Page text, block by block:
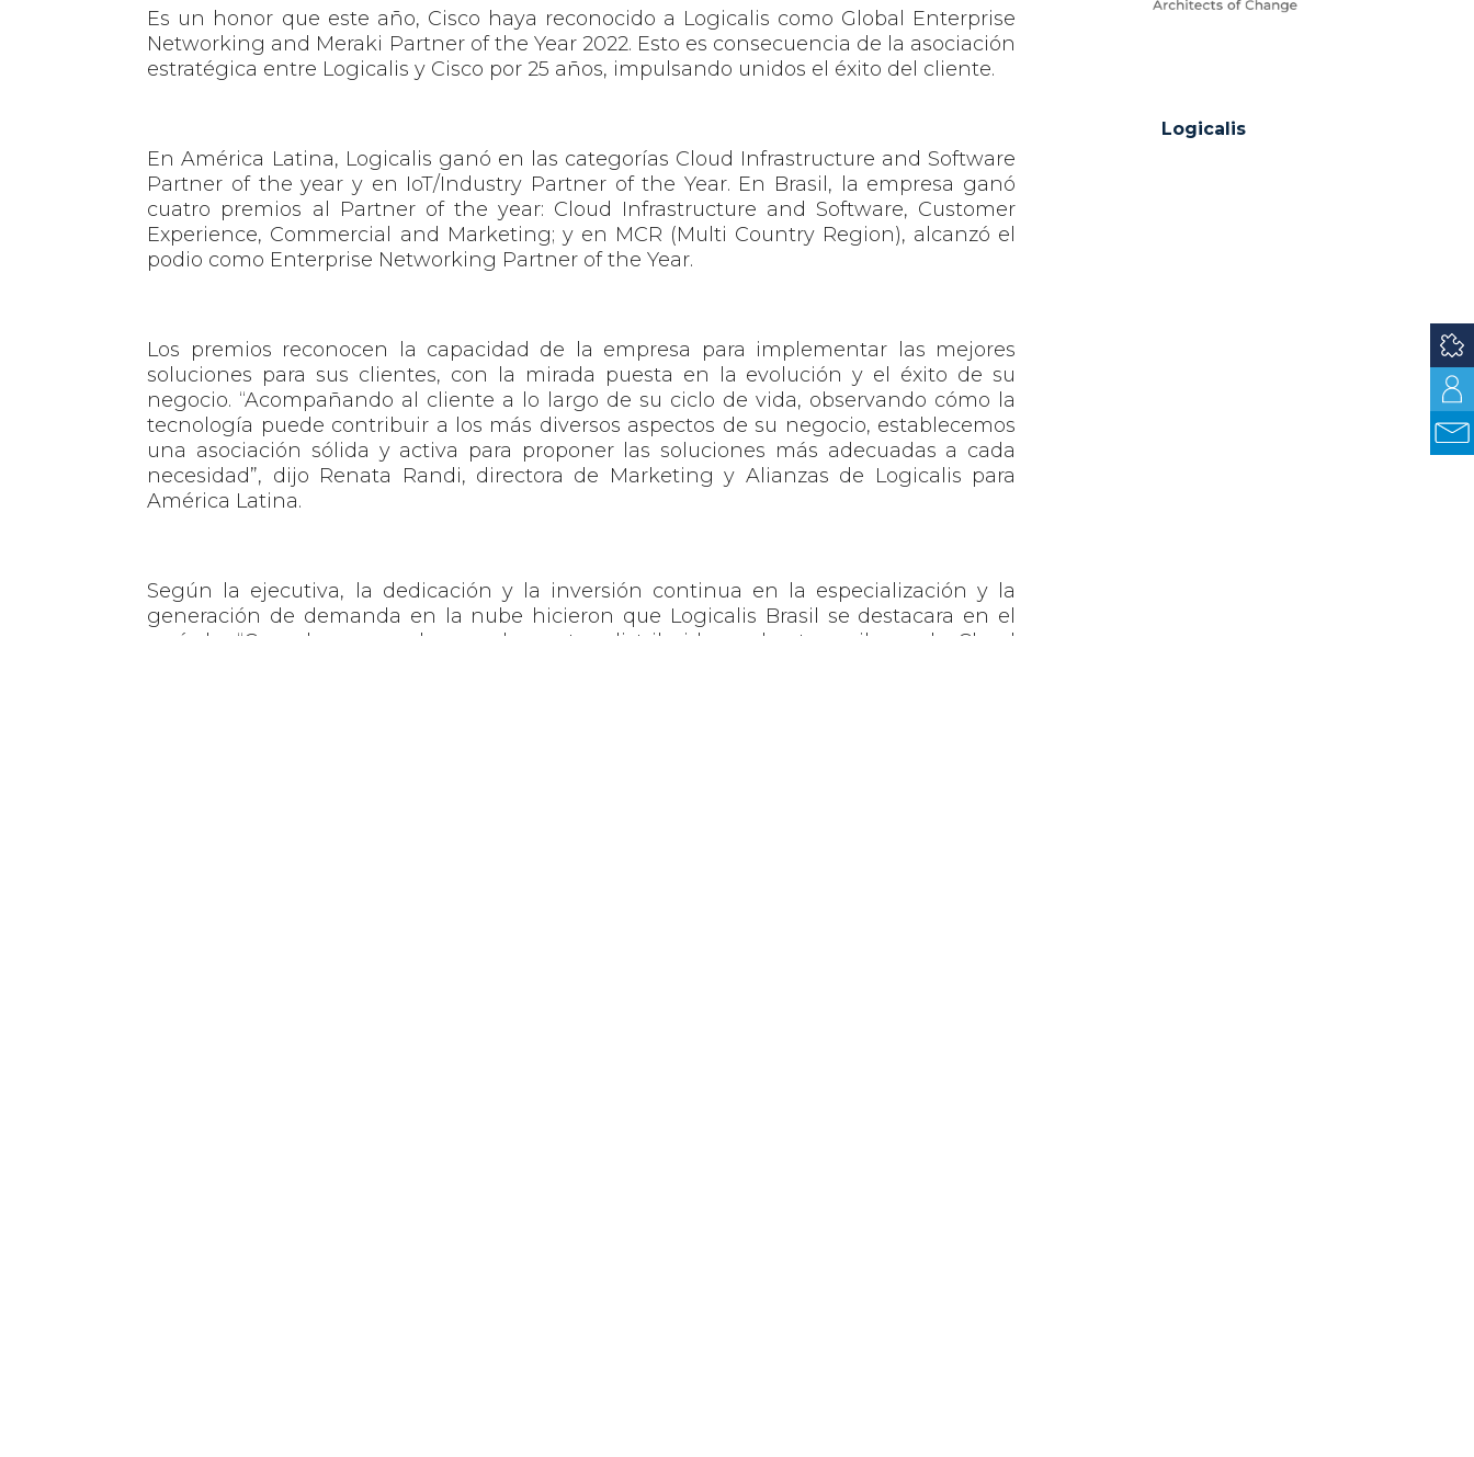
Es un honor que este año, Cisco haya reconocido a Logicalis como Global Enterprise
Networking and Meraki Partner of the Year 2022. Esto es consecuencia de la asociación
estratégica entre Logicalis y Cisco por 25 años, impulsando unidos el éxito del cliente.
En América Latina, Logicalis ganó en las categorías Cloud Infrastructure and Software
Partner of the year y en IoT/Industry Partner of the Year. En Brasil, la empresa ganó
cuatro premios al Partner of the year: Cloud Infrastructure and Software, Customer
Experience, Commercial and Marketing; y en MCR (Multi Country Region), alcanzó el
podio como Enterprise Networking Partner of the Year.
Los premios reconocen la capacidad de la empresa para implementar las mejores
soluciones para sus clientes, con la mirada puesta en la evolución y el éxito de su
negocio. “Acompañando al cliente a lo largo de su ciclo de vida, observando cómo la
tecnología puede contribuir a los más diversos aspectos de su negocio, establecemos
una asociación sólida y activa para proponer las soluciones más adecuadas a cada
necesidad”, dijo Renata Randi, directora de Marketing y Alianzas de Logicalis para
América Latina.
Según la ejecutiva, la dedicación y la inversión continua en la especialización y la
generación de demanda en la nube hicieron que Logicalis Brasil se destacara en el
período. “Con el mayor volumen de ventas distribuido en los tres pilares de Cloud
Logicalis